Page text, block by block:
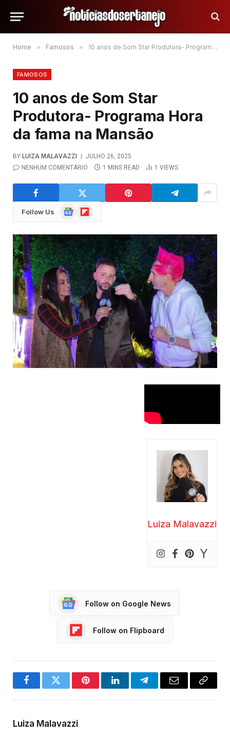
Home » Famosos » 10 anos de Som Star Produtora- Programa Hora da fama na Mansão
FAMOSOS
10 anos de Som Star
Produtora- Programa Hora
da fama na Mansão
BY LUIZA MALAVAZZI
JULHO 26, 2025
NENHUM COMENTÁRIO
1 MINS READ 1 VIEWS
Follow Us
GoogleFlipboard
Luiza Malavazzi
Follow on Google News
Follow on Flipboard
FacebookTwitter PinterestLinkedInTelegramEmail
Copy
Luiza Malavazzi